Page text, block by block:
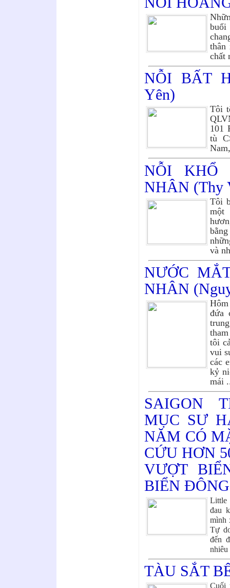
buổi
thân
chất
NỖI BẤT
Yên)
Tôi
101
tù
NỖI KHỔ
NHÂN (Thy
Tôi
một
và
NƯỚC
NHÂN
đứa
tôi
vui
các
kỷ
mái
SAIGON
MỤC SƯ
NĂM CÓ
CỨU HƠN
VƯỢT
BIỂN ĐÔNG
Little
đau
mình
Tự
đến
TÀU SẮT
Cuối